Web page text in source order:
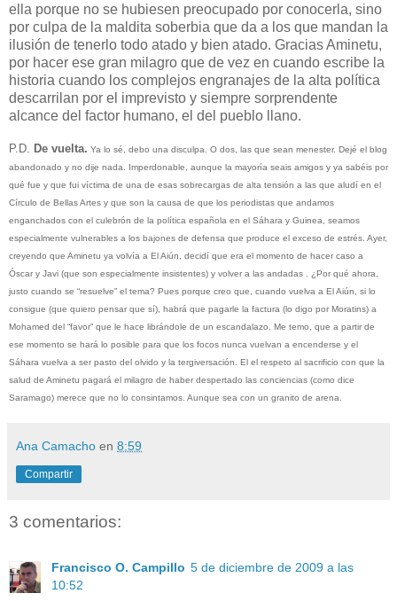
ella porque no se hubiesen preocupado por conocerla, sino
por culpa de la maldita soberbia que da a los que mandan la
ilusión de tenerlo todo atado y bien atado. Gracias Aminetu,
por hacer ese gran milagro que de vez en cuando escribe la
historia cuando los complejos engranajes de la alta política
descarrilan por el imprevisto y siempre sorprendente
alcance del factor humano, el del pueblo llano.
P.D. De vuelta. Ya lo sé, debo una disculpa. O dos, las que sean menester. Dejé el blog
abandonado y no dije nada. Imperdonable, aunque la mayoría seais amigos y ya sabéis por
qué fue y que fui víctima de una de esas sobrecargas de alta tensión a las que aludí en el
Círculo de Bellas Artes y que son la causa de que los periodistas que andamos
enganchados con el culebrón de la política española en el Sáhara y Guinea, seamos
especialmente vulnerables a los bajones de defensa que produce el exceso de estrés. Ayer,
creyendo que Aminetu ya volvía a El Aiún, decidí que era el momento de hacer caso a
Óscar y Javi (que son especialmente insistentes) y volver a las andadas . ¿Por qué ahora,
justo cuando se “resuelve” el tema? Pues porque creo que, cuando vuelva a El Aiún, si lo
consigue (que quiero pensar que sí), habrá que pagarle la factura (lo digo por Moratins) a
Mohamed del “favor” que le hace librándole de un escandalazo. Me temo, que a partir de
ese momento se hará lo posible para que los focos nunca vuelvan a encenderse y el
Sáhara vuelva a ser pasto del olvido y la tergiversación. El el respeto al sacrificio con que la
salud de Aminetu pagará el milagro de haber despertado las conciencias (como dice
Saramago) merece que no lo consintamos. Aunque sea con un granito de arena.
Ana Camacho en 8:59
Compartir
3 comentarios:
Francisco O. Campillo 5 de diciembre de 2009 a las
10:52